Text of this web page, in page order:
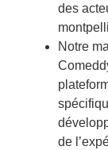
des
Notre
de